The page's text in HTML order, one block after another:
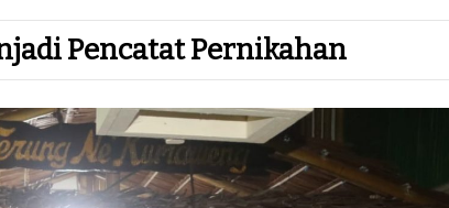
Pencatat Pernikahan